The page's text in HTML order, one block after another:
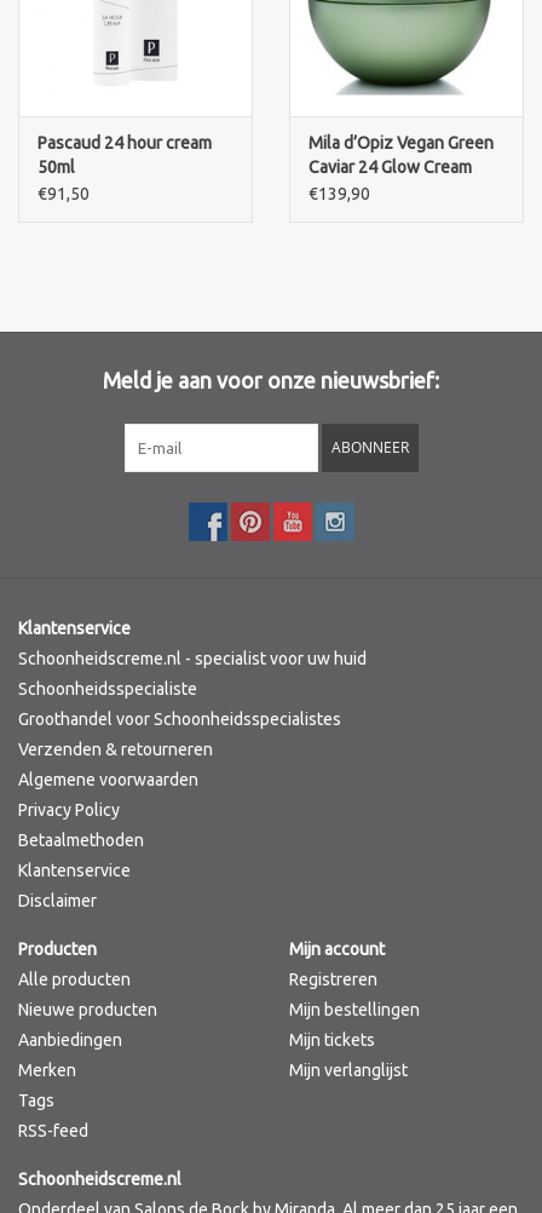
Ekseption Skincare
Merken
Pascaud 24 hour cream
50ml
€91,50
Mila d’Opiz Vegan Green
Caviar 24 Glow Cream
€139,90
Meld je aan voor onze nieuwsbrief:
ABONNEER
Klantenservice
Schoonheidscreme.nl - specialist voor uw huid
Schoonheidsspecialiste
Groothandel voor Schoonheidsspecialistes
Verzenden & retourneren
Algemene voorwaarden
Privacy Policy
Betaalmethoden
Klantenservice
Disclaimer
Producten
Alle producten
Nieuwe producten
Aanbiedingen
Merken
Tags
RSS-feed
Mijn account
Registreren
Mijn bestellingen
Mijn tickets
Mijn verlanglijst
Schoonheidscreme.nl